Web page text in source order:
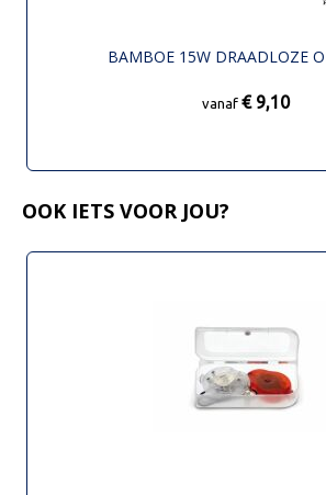
BAMBOE 15W DRAADLOZE
vanaf € 9,10
OOK IETS VOOR JOU?